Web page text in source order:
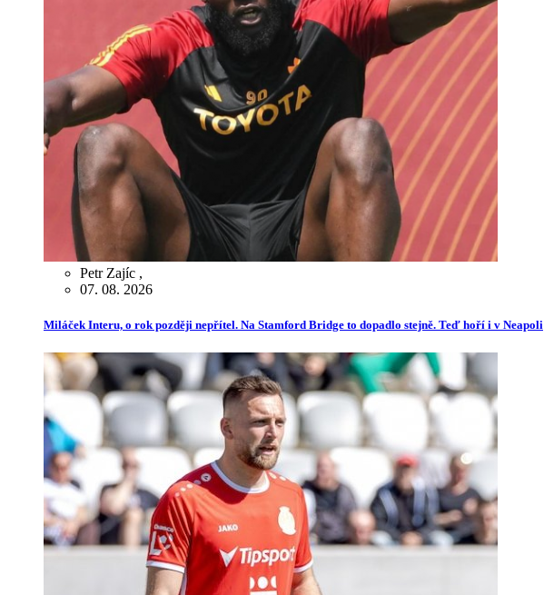
Petr Zajíc ,
07. 08. 2026
Miláček Interu, o rok později nepřítel. Na Stamford Bridge to dopadlo stejně. Teď hoří i v Neapoli